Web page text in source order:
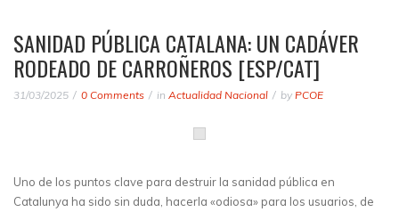
SANIDAD PÚBLICA CATALANA: UN CADÁVER
RODEADO DE CARROÑEROS [ESP/CAT]
31/03/2025 0 Comments in Actualidad Nacional by PCOE
Uno de los puntos clave para destruir la sanidad pública en
Catalunya ha sido sin duda, hacerla «odiosa» para los usuarios, de